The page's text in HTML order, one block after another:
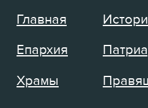
Главная
Епархия
Храмы